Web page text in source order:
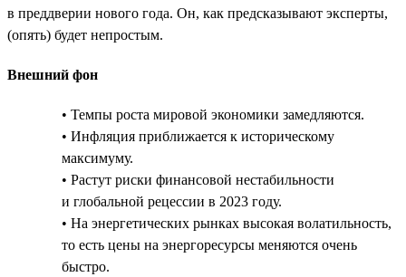
в преддверии нового года. Он, как предсказывают эксперты,
(опять) будет непростым.
Внешний фон
• Темпы роста мировой экономики замедляются.
• Инфляция приближается к историческому
максимуму.
• Растут риски финансовой нестабильности
и глобальной рецессии в 2023 году.
• На энергетических рынках высокая волатильность,
то есть цены на энергоресурсы меняются очень
быстро.